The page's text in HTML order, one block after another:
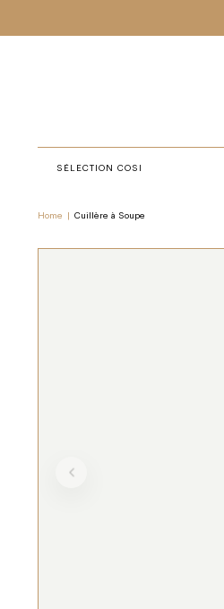
SÉLECTION COSI
Home Cuillère à Soupe